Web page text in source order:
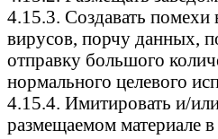
4.15.3. Создавать помехи
вирусов, порчу данных,
отправку большого
нормального целевого
4.15.4. Имитировать и/
размещаемом материале